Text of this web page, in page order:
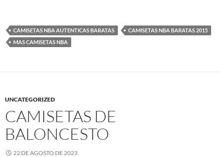
CAMISETAS NBA AUTENTICAS BARATAS
CAMISETAS NBA BARATAS 2015
MAS CAMISETAS NBA
UNCATEGORIZED
CAMISETAS DE
BALONCESTO
22 DE AGOSTO DE 2023